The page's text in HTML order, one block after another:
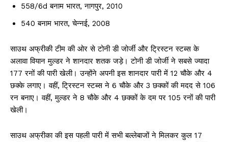
558/6d बनाम भारत, नागपुर, 2010
540 बनाम भारत, चेन्नई, 2008
साउथ अफ्रीकी टीम की ओर से टोनी डी जोर्जी और ट्रिस्टन स्टब्स के
अलावा वियान मुल्डर ने शानदार शतक जड़े। टोनी डी जोर्जी ने सबसे ज्यादा
177 रनों की पारी खेली। उन्होंने अपनी इस शानदार पारी में 12 चौके और 4
छक्के लगाए। वहीं, ट्रिस्टन स्टब्स ने 6 चौके और 3 छक्कों की मदद से 106
रन बनाए। वहीं, मुल्डर ने 8 चौके और 4 छक्कों के दम पर 105 रनों की पारी
खेली।
साउथ अफ्रीका की इस पहली पारी में सभी बल्लेबाजों ने मिलकर कुल 17